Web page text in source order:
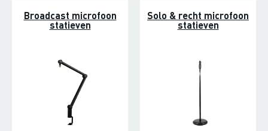
Broadcast microfoon
statieven
Solo & recht microfoon
statieven